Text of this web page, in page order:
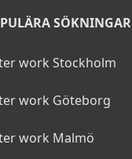
SÖKNINGAR
work Stockholm
work Göteborg
work Malmö